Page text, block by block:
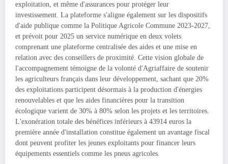
exploitation, et même d'assurances pour protéger leur
investissement. La plateforme s'aligne également sur les dispositifs
d'aide publique comme la Politique Agricole Commune 2023-2027,
et prévoit pour 2025 un service numérique en deux volets
comprenant une plateforme centralisée des aides et une mise en
relation avec des conseillers de proximité. Cette vision globale de
l'accompagnement témoigne de la volonté d'Agriaffaire de soutenir
les agriculteurs français dans leur développement, sachant que 20%
des exploitations participent désormais à la production d'énergies
renouvelables et que les aides financières pour la transition
écologique varient de 30% à 80% selon les projets et les territoires.
L'exonération totale des bénéfices inférieurs à 43914 euros la
première année d'installation constitue également un avantage fiscal
dont peuvent profiter les jeunes exploitants pour financer leurs
équipements essentiels comme les pneus agricoles.